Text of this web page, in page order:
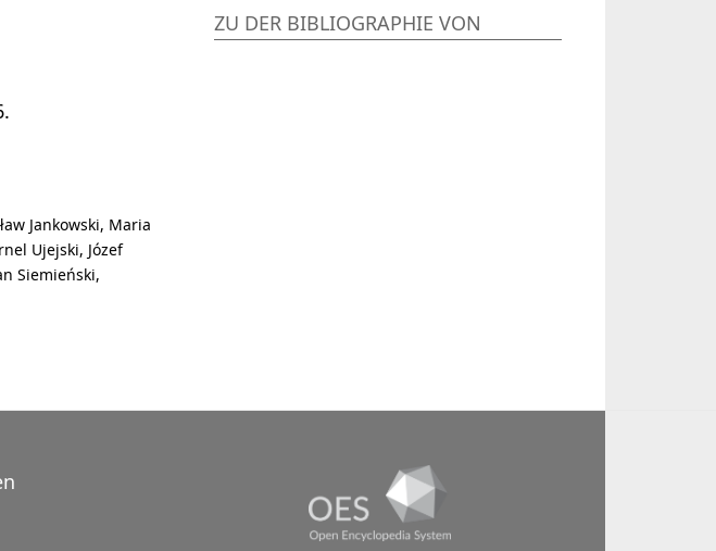
Jankowski, Maria
Ujejski, Józef
Siemieński,
ZU DER BIBLIOGRAPHIE VON